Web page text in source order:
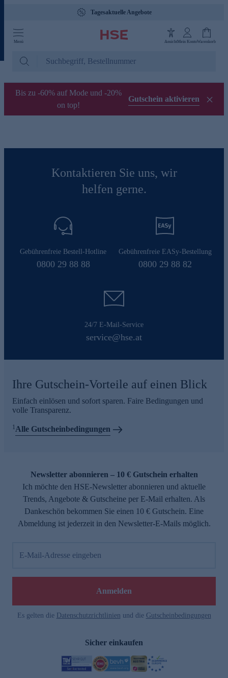
Tagesaktuelle Angebote
Menü AnsichtMein KontoWarenkorb
Bis zu -60% auf Mode und -20%
on top!
Gutschein aktivieren
Kontaktieren Sie uns, wir
helfen gerne.
Gebührenfreie Bestell-Hotline
0800 29 88 88
Gebührenfreie EASy-Bestellung
0800 29 88 82
24/7 E-Mail-Service
service@hse.at
Ihre Gutschein-Vorteile auf einen Blick
Einfach einlösen und sofort sparen. Faire Bedingungen und
volle Transparenz.
1Alle Gutscheinbedingungen
Newsletter abonnieren – 10 € Gutschein erhalten
Ich möchte den HSE-Newsletter abonnieren und aktuelle
Trends, Angebote & Gutscheine per E-Mail erhalten. Als
Dankeschön bekommen Sie einen 10 € Gutschein. Eine
Abmeldung ist jederzeit in den Newsletter-E-Mails möglich.
E-Mail-Adresse eingeben
Anmelden
Es gelten die Datenschutzrichtlinien und die Gutscheinbedingungen
Sicher einkaufen